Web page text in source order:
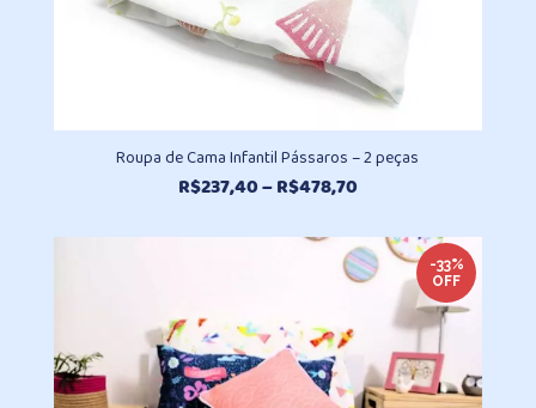
Roupa de Cama Infantil Pássaros – 2 peças
R$237,40–R$478,70Faixa
preço:
R$237,40
através
R$478,70
-33%
OFF